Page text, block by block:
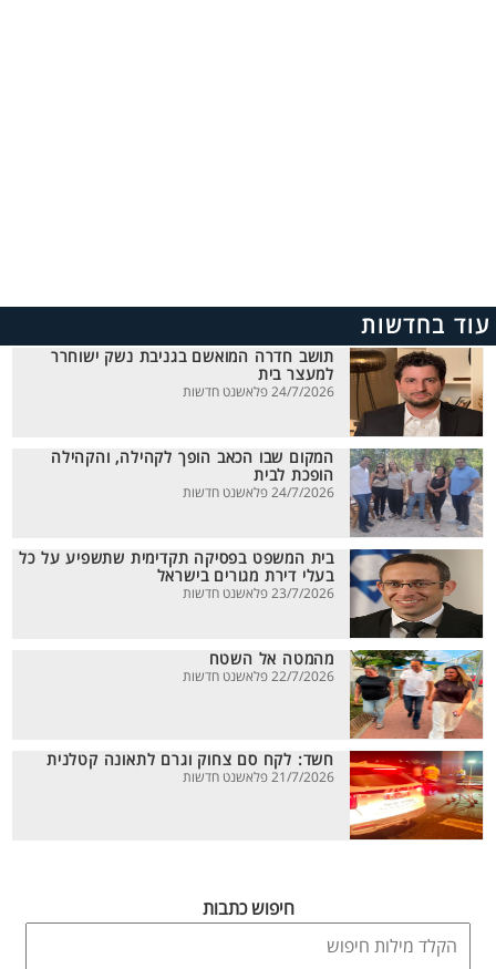
עוד בחדשות
תושב חדרה המואשם בגניבת נשק ישוחרר
למעצר בית
24/7/2026 פלאשנט חדשות
המקום שבו הכאב הופך לקהילה, והקהילה
הופכת לבית
24/7/2026 פלאשנט חדשות
בית המשפט בפסיקה תקדימית שתשפיע על כל
בעלי דירת מגורים בישראל
23/7/2026 פלאשנט חדשות
מהמטה אל השטח
22/7/2026 פלאשנט חדשות
חשד: לקח סם צחוק וגרם לתאונה קטלנית
21/7/2026 פלאשנט חדשות
חיפוש כתבות